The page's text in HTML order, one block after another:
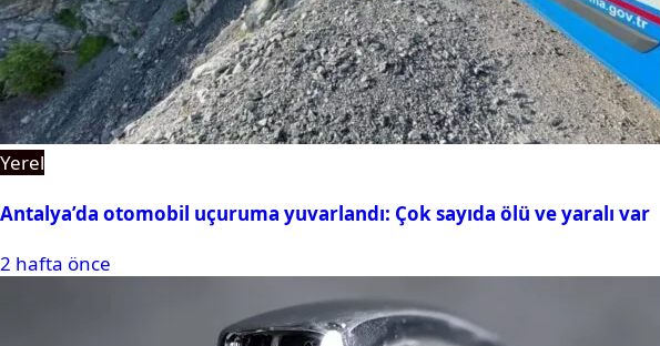
Yerel
Antalya’da otomobil uçuruma yuvarlandı: Çok sayıda ölü ve yaralı var
2 hafta önce